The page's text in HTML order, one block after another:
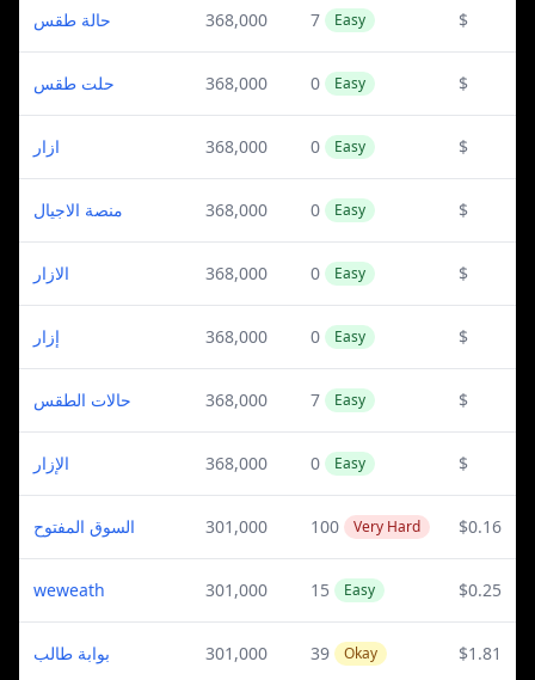
حالة طقس 368,000 7 Easy $
حلت طقس 368,000 0 Easy $
ازار 368,000 0 Easy $
منصة الاجيال 368,000 0 Easy $
الازار 368,000 0 Easy $
إزار 368,000 0 Easy $
حالات الطقس 368,000 7 Easy $
الإزار 368,000 0 Easy $
السوق المفتوح 301,000 100 Very Hard $0.16
weweath 301,000 15 Easy $0.25
بوابة طالب 301,000 39 Okay $1.81